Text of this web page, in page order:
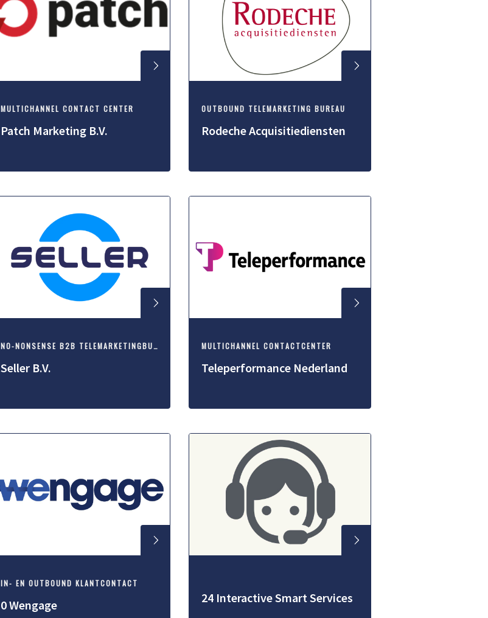
MULTICHANNEL CONTACT CENTER
Patch Marketing B.V.
OUTBOUND TELEMARKETING BUREAU
Rodeche Acquisitiediensten
NO-NONSENSE B2B TELEMARKETINGBUREAU
Seller B.V.
MULTICHANNEL CONTACTCENTER
Teleperformance Nederland
IN- EN OUTBOUND KLANTCONTACT
0 Wengage 24 Interactive Smart Services